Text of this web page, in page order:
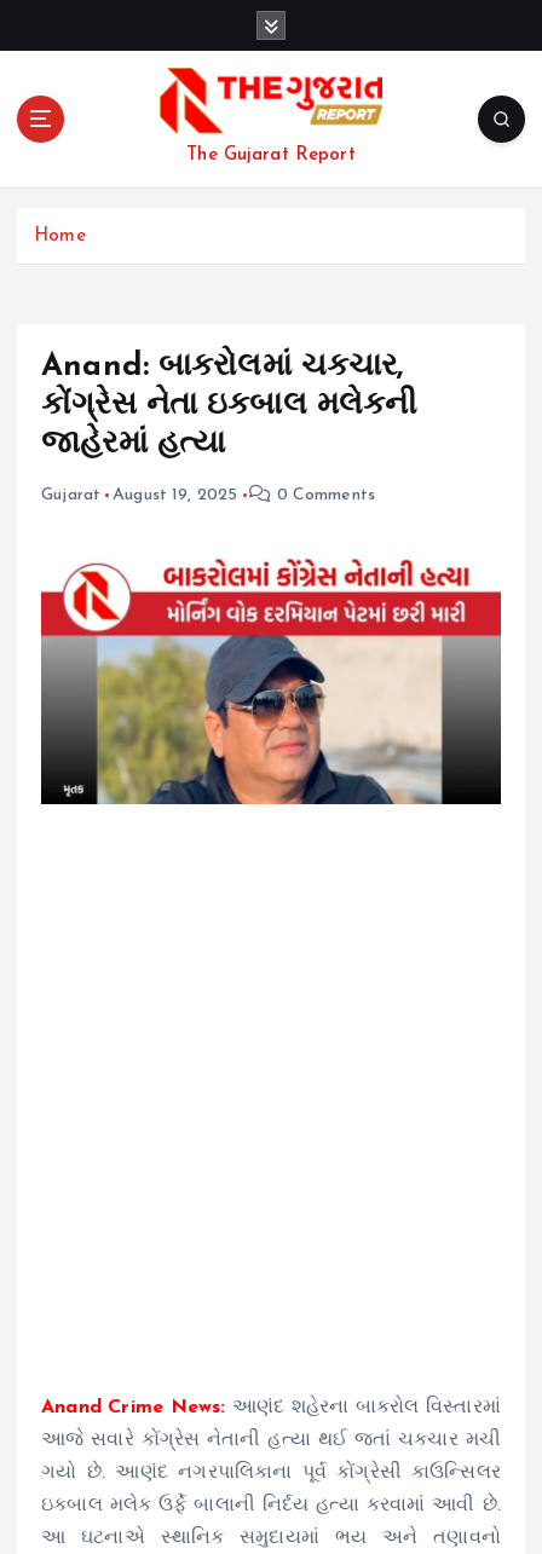
The Gujarat Report
Home
Anand: બાકરોલમાં ચકચાર,
કોંગ્રેસ નેતા ઇકબાલ મલેકની
જાહેરમાં હત્યા
Gujarat August 19, 2025 0 Comments
Anand Crime News: આણંદ શહેરના બાકરોલ વિસ્તારમાં
આજે સવારે કોંગ્રેસ નેતાની હત્યા થઈ જતાં ચકચાર મચી
ગયો છે. આણંદ નગરપાલિકાના પૂર્વ કોંગ્રેસી કાઉન્સિલર
ઇકબાલ મલેક ઉર્ફે બાલાની નિર્દય હત્યા કરવામાં આવી છે.
આ ઘટનાએ સ્થાનિક સમુદાયમાં ભય અને તણાવનો